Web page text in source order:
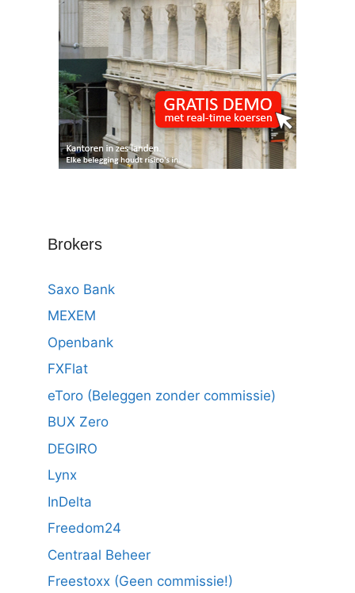
Brokers
Saxo Bank
MEXEM
Openbank
FXFlat
eToro (Beleggen zonder commissie)
BUX Zero
DEGIRO
Lynx
InDelta
Freedom24
Centraal Beheer
Freestoxx (Geen commissie!)